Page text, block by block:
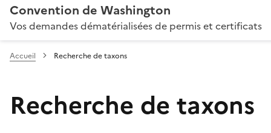
Convention de Washington
Vos demandes dématérialisées de permis et certificats
Accueil Recherche de taxons
Recherche de taxons